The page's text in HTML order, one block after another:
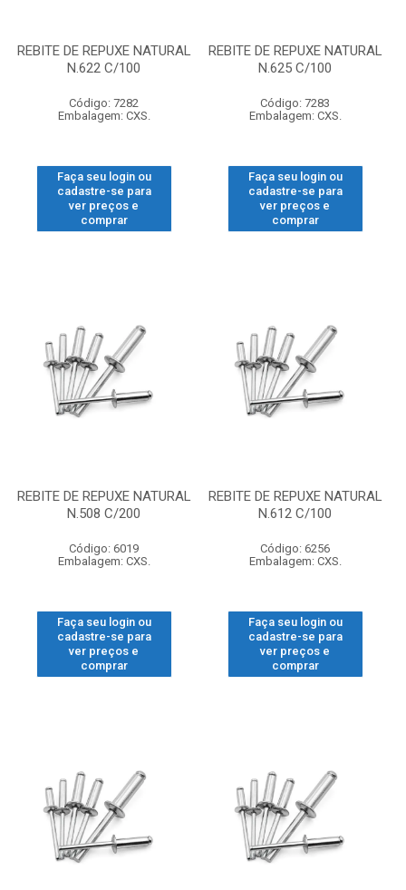
REBITE DE REPUXE NATURAL
N.622 C/100
Código: 7282
Embalagem: CXS.
Faça seu login ou
cadastre-se para
ver preços e
comprar
REBITE DE REPUXE NATURAL
N.625 C/100
Código: 7283
Embalagem: CXS.
Faça seu login ou
cadastre-se para
ver preços e
comprar
REBITE DE REPUXE NATURAL
N.508 C/200
Código: 6019
Embalagem: CXS.
Faça seu login ou
cadastre-se para
ver preços e
comprar
REBITE DE REPUXE NATURAL
N.612 C/100
Código: 6256
Embalagem: CXS.
Faça seu login ou
cadastre-se para
ver preços e
comprar